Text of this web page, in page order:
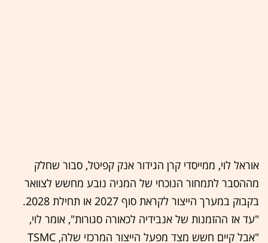
אוראל לוי, ממייסדי קרן הגידור אנק קפיטל, סבור שחלק
מההסבר לתמחור הנוכחי של המניה נובע מחשש לצוואר
בקבוק במערך הייצור לקראת סוף 2027 או תחילת 2028.
"עד אז ההזמנות של אנבידיה לכאורה סגורות", אומר לוי,
"אבל קיים חשש מצד מפעל הייצור המרכזי שלה, TSMC